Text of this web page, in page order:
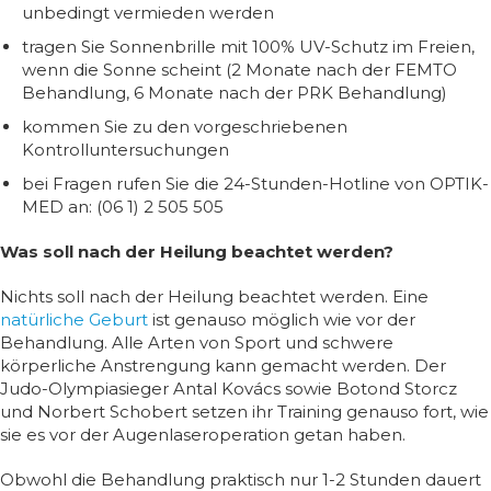
unbedingt vermieden werden
tragen Sie Sonnenbrille mit 100% UV-Schutz im Freien,
wenn die Sonne scheint (2 Monate nach der FEMTO
Behandlung, 6 Monate nach der PRK Behandlung)
kommen Sie zu den vorgeschriebenen
Kontrolluntersuchungen
bei Fragen rufen Sie die 24-Stunden-Hotline von OPTIK-
MED an: (06 1) 2 505 505
Was soll nach der Heilung beachtet werden?
Nichts soll nach der Heilung beachtet werden. Eine
natürliche Geburt ist genauso möglich wie vor der
Behandlung. Alle Arten von Sport und schwere
körperliche Anstrengung kann gemacht werden. Der
Judo-Olympiasieger Antal Kovács sowie Botond Storcz
und Norbert Schobert setzen ihr Training genauso fort, wie
sie es vor der Augenlaseroperation getan haben.
Obwohl die Behandlung praktisch nur 1-2 Stunden dauert